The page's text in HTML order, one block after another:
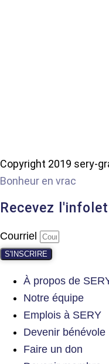
Copyright 2019 sery-
Bonheur en vrac
Recevez
Courriel
S'INSCRIRE
À propos de
Notre équipe
Emplois à SERY
Devenir bénévole
Faire un don